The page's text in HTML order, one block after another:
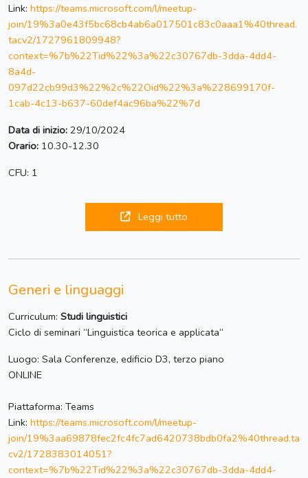
Link: https://teams.microsoft.com/l/meetup-
join/19%3a0e43f5bc68cb4ab6a017501c83c0aaa1%40thread.
tacv2/1727961809948?
context=%7b%22Tid%22%3a%22c30767db-3dda-4dd4-
8a4d-
097d22cb99d3%22%2c%22Oid%22%3a%228699170f-
1cab-4c13-b637-60def4ac96ba%22%7d
Data di inizio: 29/10/2024
Orario: 10.30-12.30
CFU: 1
Leggi tutto
Generi e linguaggi
Curriculum: Studi linguistici
Ciclo di seminari “Linguistica teorica e applicata“
Luogo: Sala Conferenze, edificio D3, terzo piano
ONLINE
Piattaforma: Teams
Link: https://teams.microsoft.com/l/meetup-
join/19%3aa69878fec2fc4fc7ad6420738bdb0fa2%40thread.ta
cv2/1728383014051?
context=%7b%22Tid%22%3a%22c30767db-3dda-4dd4-